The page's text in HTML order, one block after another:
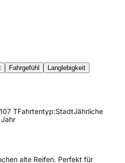
Fahrgefühl
Langlebigkeit
TFahrtentyp:StadtJährliche
alte Reifen. Perfekt für